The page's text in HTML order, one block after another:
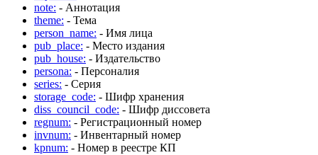
note: - Аннотация
theme: - Тема
person_name: - Имя лица
pub_place: - Место издания
pub_house: - Издательство
persona: - Персоналия
series: - Серия
storage_code: - Шифр хранения
diss_council_code: - Шифр диссовета
regnum: - Регистрационный номер
invnum: - Инвентарный номер
kpnum: - Номер в реестре КП